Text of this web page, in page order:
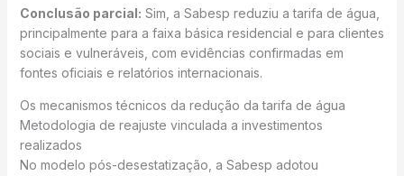
Conclusão parcial: Sim, a Sabesp reduziu a tarifa de água,
principalmente para a faixa básica residencial e para clientes
sociais e vulneráveis, com evidências confirmadas em
fontes oficiais e relatórios internacionais.
Os mecanismos técnicos da redução da tarifa de água
Metodologia de reajuste vinculada a investimentos
realizados
No modelo pós-desestatização, a Sabesp adotou